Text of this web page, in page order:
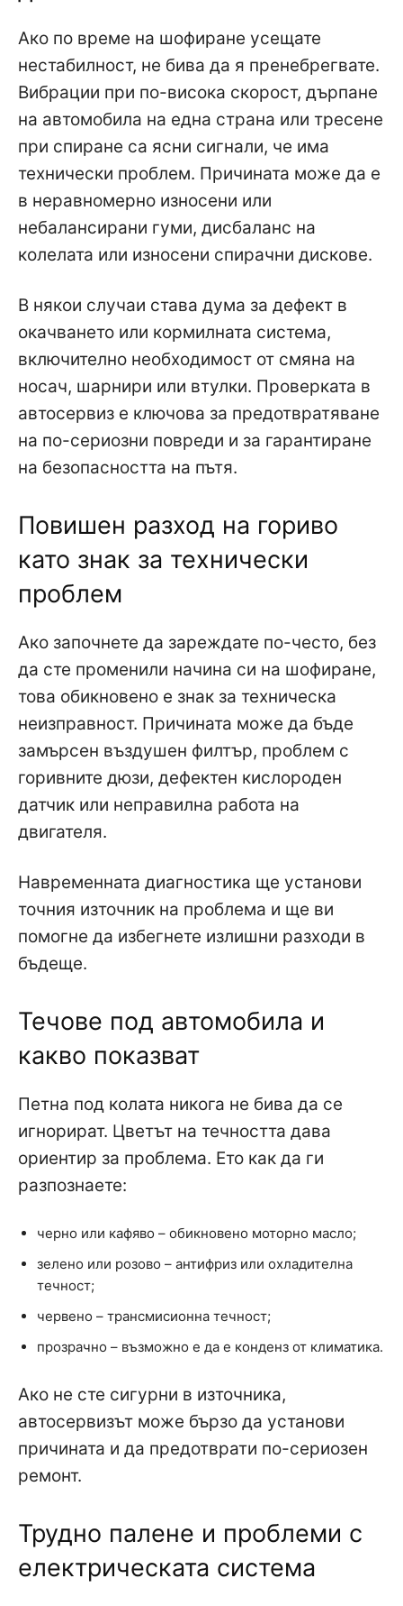
Ако по време на шофиране усещате
нестабилност, не бива да я пренебрегвате.
Вибрации при по-висока скорост, дърпане
на автомобила на една страна или тресене
при спиране са ясни сигнали, че има
технически проблем. Причината може да е
в неравномерно износени или
небалансирани гуми, дисбаланс на
колелата или износени спирачни дискове.
В някои случаи става дума за дефект в
окачването или кормилната система,
включително необходимост от смяна на
носач, шарнири или втулки. Проверката в
автосервиз е ключова за предотвратяване
на по-сериозни повреди и за гарантиране
на безопасността на пътя.
Повишен разход на гориво
като знак за технически
проблем
Ако започнете да зареждате по-често, без
да сте променили начина си на шофиране,
това обикновено е знак за техническа
неизправност. Причината може да бъде
замърсен въздушен филтър, проблем с
горивните дюзи, дефектен кислороден
датчик или неправилна работа на
двигателя.
Навременната диагностика ще установи
точния източник на проблема и ще ви
помогне да избегнете излишни разходи в
бъдеще.
Течове под автомобила и
какво показват
Петна под колата никога не бива да се
игнорират. Цветът на течността дава
ориентир за проблема. Ето как да ги
разпознаете:
черно или кафяво – обикновено моторно масло;
зелено или розово – антифриз или охладителна
течност;
червено – трансмисионна течност;
прозрачно – възможно е да е конденз от климатика.
Ако не сте сигурни в източника,
автосервизът може бързо да установи
причината и да предотврати по-сериозен
ремонт.
Трудно палене и проблеми с
електрическата система